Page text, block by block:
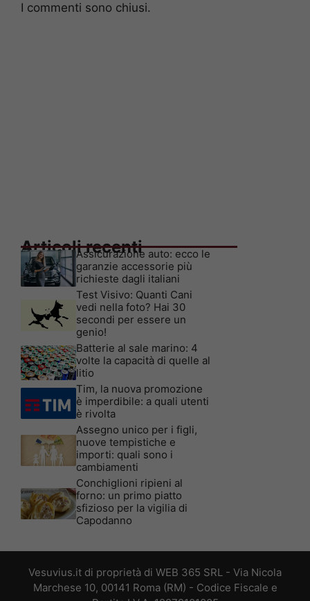
I commenti sono chiusi.
Articoli recenti
Assicurazione auto: ecco le
garanzie accessorie più
richieste dagli italiani
Test Visivo: Quanti Cani
vedi nella foto? Hai 30
secondi per essere un
genio!
Batterie al sale marino: 4
volte la capacità di quelle al
litio
Tim, la nuova promozione
è imperdibile: a quali utenti
è rivolta
Assegno unico per i figli,
nuove tempistiche e
importi: quali sono i
cambiamenti
Conchiglioni ripieni al
forno: un primo piatto
sfizioso per la vigilia di
Capodanno
Vesuvius.it di proprietà di WEB 365 SRL - Via Nicola
Marchese 10, 00141 Roma (RM) - Codice Fiscale e